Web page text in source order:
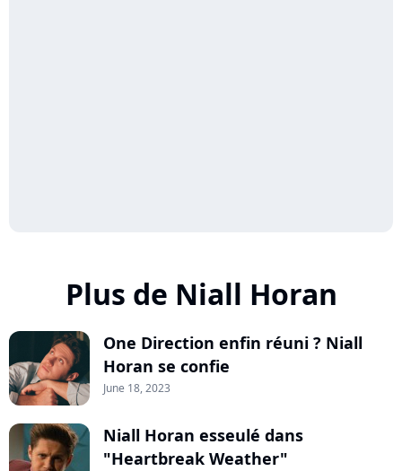
Plus de Niall Horan
One Direction enfin réuni ? Niall
Horan se confie
June 18, 2023
Niall Horan esseulé dans
"Heartbreak Weather"